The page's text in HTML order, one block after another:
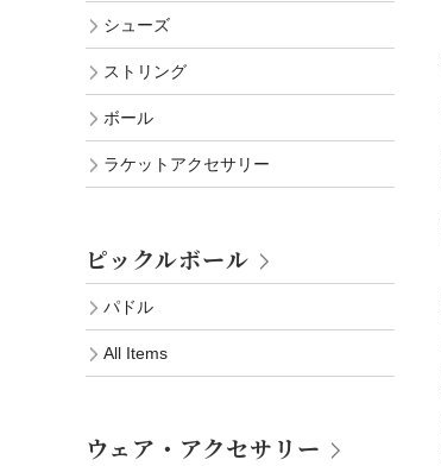
シューズ
ストリング
ボール
ラケットアクセサリー
ピックルボール
パドル
All Items
ウェア・アクセサリー